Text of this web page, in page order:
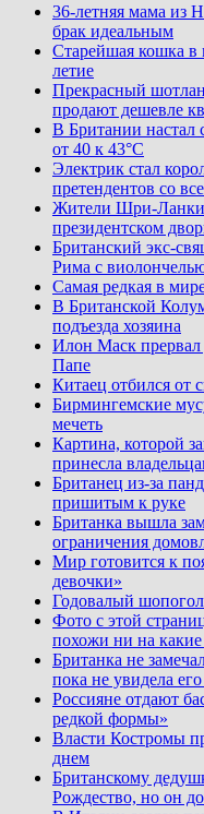
36-летняя мама из
брак идеальным
Старейшая кошка в
летие
Прекрасный
продают дешевле
В Британии настал
от 40 к 43°C
Электрик стал
претендентов со
Жители Шри-Ланки
президентском
Британский экс-
Рима с
Самая редкая в
В Британской
подъезда хозяина
Илон Маск прервал
Папе
Китаец отбился от
Бирмингемские
мечеть
Картина, которой
принесла
Британец из-за
пришитым к руке
Британка вышла
ограничения
Мир готовится к
девочки»
Годовалый
Фото с этой
похожи ни на
Британка не
пока не увидела
Россияне отдают
редкой формы»
Власти Костромы
днем
Британскому
Рождество, но он